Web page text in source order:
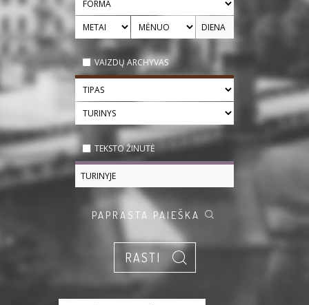
VAIZDŲ ARCHYVAS
TEKSTO ŽINUTĖ
PAPRASTA PAIEŠKA